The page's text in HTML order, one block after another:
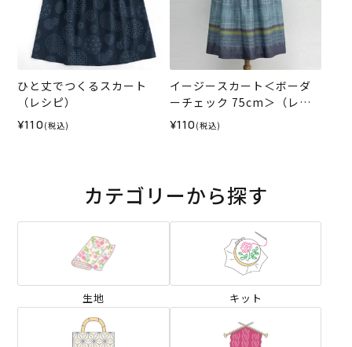
ひと丈でつくるスカート
（レシピ）
¥110 (税込)
イージースカート＜ボーダ
ーチェック 75cm＞（レシ
ピ）
¥110 (税込)
カテゴリーから探す
生地 キット